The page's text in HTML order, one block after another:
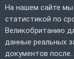
На нашем сайте мы
статистикой по
Великобританию
данные реальных
документов после...